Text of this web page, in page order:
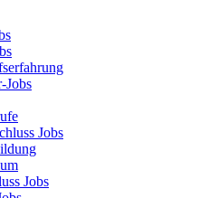
Jobs
Jobs
Jobs